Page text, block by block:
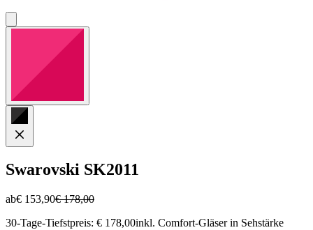
Swarovski SK2011
ab€ 153,90€ 178,00
30-Tage-Tiefstpreis: € 178,00inkl. Comfort-Gläser in Sehstärke